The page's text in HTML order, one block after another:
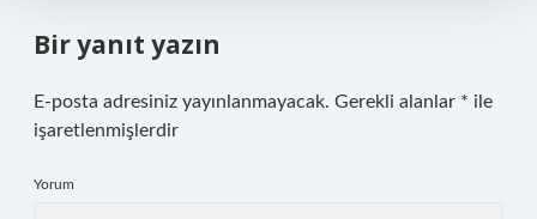
Bir yanıt yazın
E-posta adresiniz yayınlanmayacak. Gerekli alanlar * ile
işaretlenmişlerdir
Yorum